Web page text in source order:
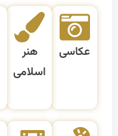
عکاسی
هنر
اسلامی